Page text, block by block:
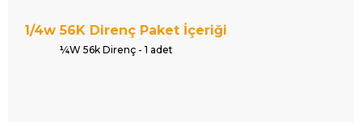
1/4w 56K Direnç Paket İçeriği
¼W 56k Direnç - 1 adet